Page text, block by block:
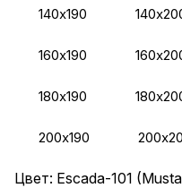
140х190
160х190
180х190
200х190
Цвет: Escada-101